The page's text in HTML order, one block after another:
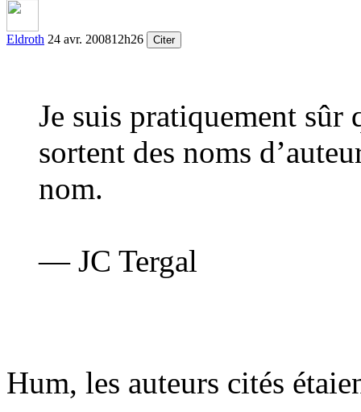
Eldroth 24 avr. 200812h26 Citer
Je suis pratiquement sûr
sortent des noms
nom.
— JC Tergal
Hum, les auteurs cités